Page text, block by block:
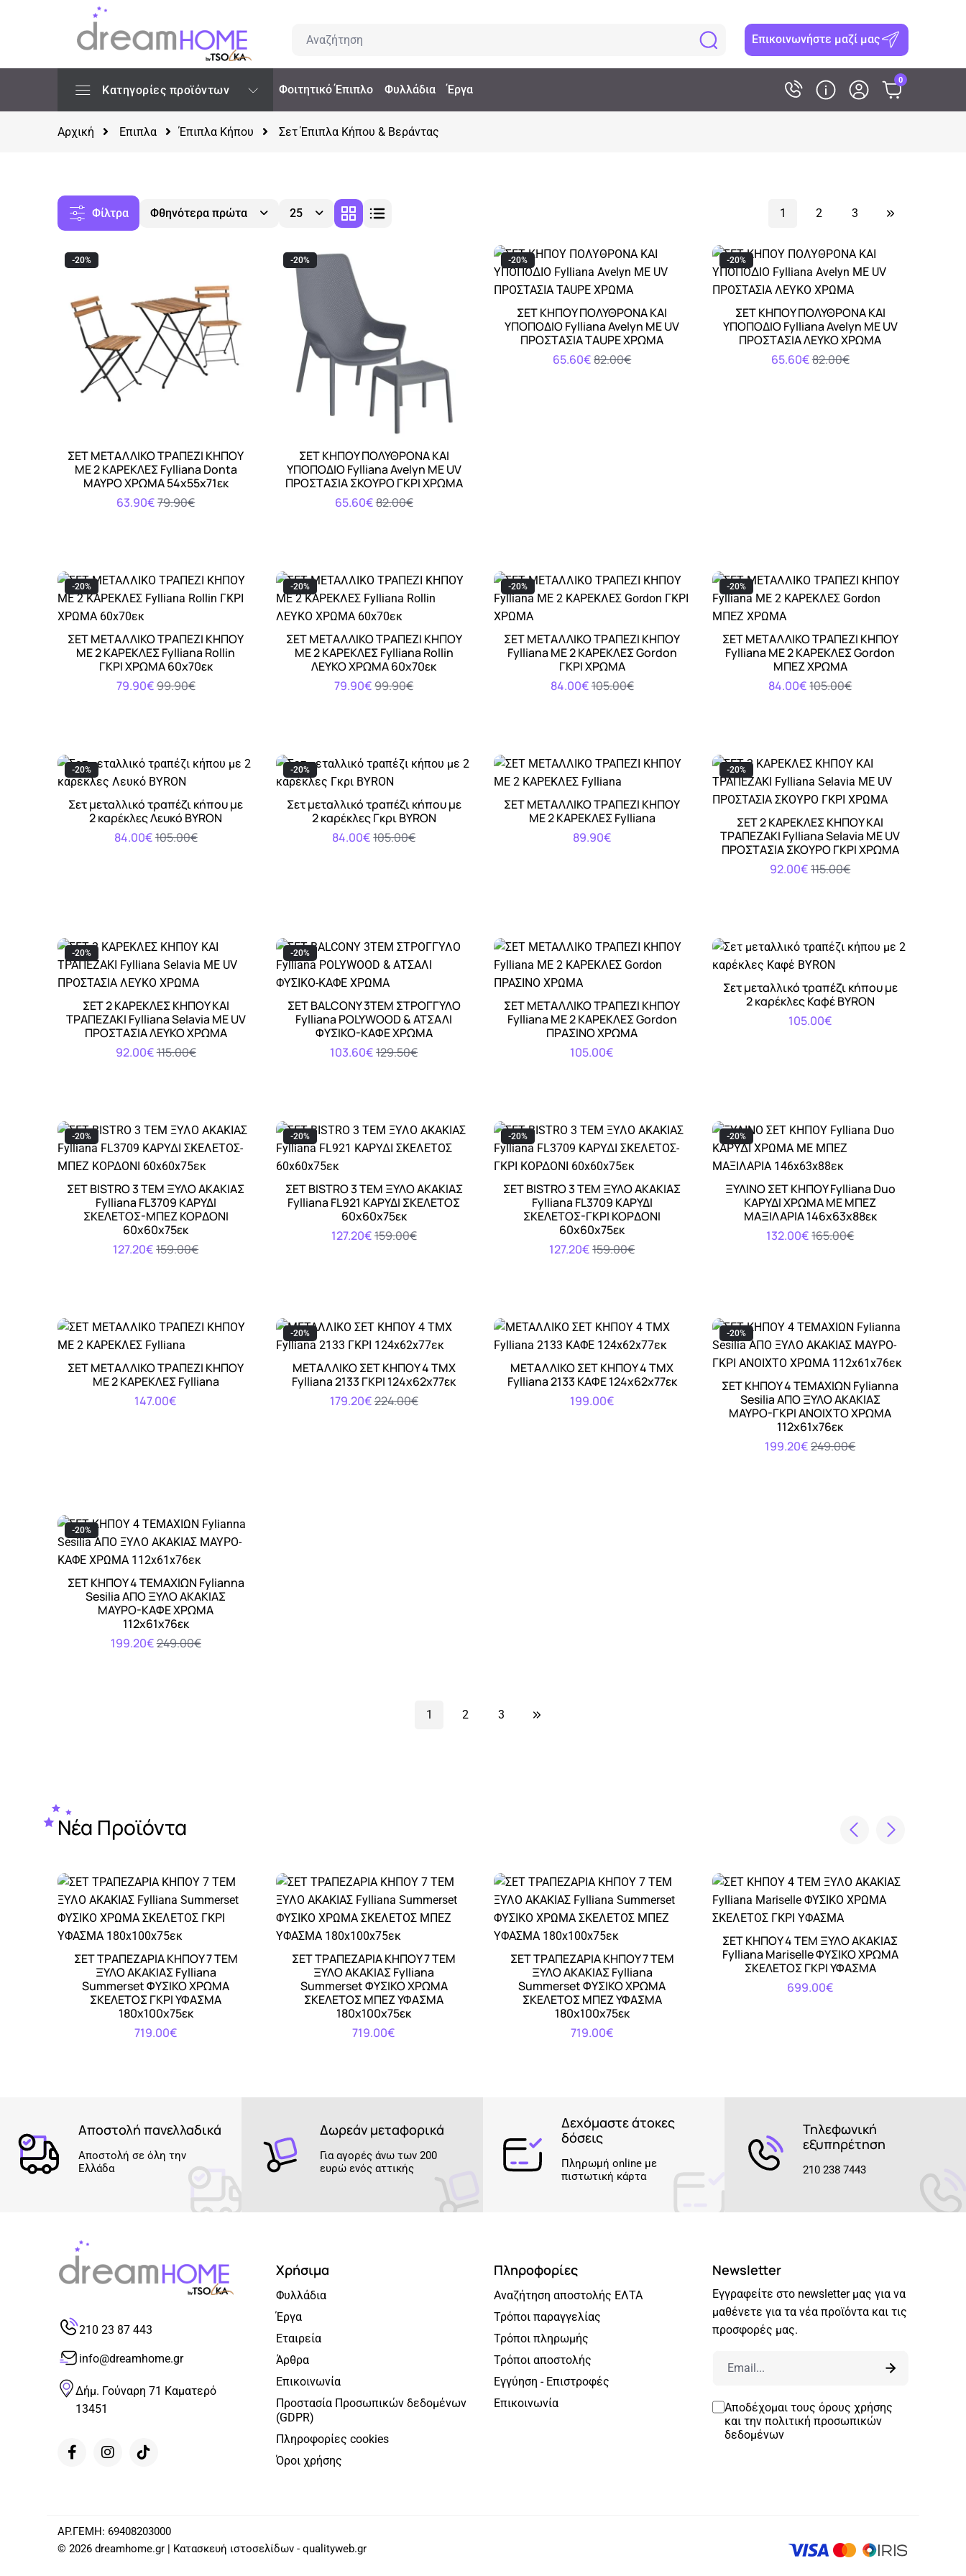
Επικοινωνήστε μαζί μας
0
Κατηγορίες προϊόντων Φοιτητικό Έπιπλο Φυλλάδια Έργα
Αρχική Επιπλα Έπιπλα Κήπου Σετ Έπιπλα Κήπου & Βεράντας
Φίλτρα Φθηνότερα πρώτα 25 1 2 3
Αγορά
ΣΕΤ ΜΕΤΑΛΛΙΚΟ ΤΡΑΠΕΖΙ ΚΗΠΟΥ
ΜΕ 2 ΚΑΡΕΚΛΕΣ Fylliana Donta
ΜΑΥΡΟ ΧΡΩΜΑ 54x55x71εκ
63.90€79.90€
-20%
Αγορά
ΣΕΤ ΚΗΠΟΥ ΠΟΛΥΘΡΟΝΑ ΚΑΙ
ΥΠΟΠΟΔΙΟ Fylliana Avelyn ΜΕ UV
ΠΡΟΣΤΑΣΙΑ ΣΚΟΥΡΟ ΓΚΡΙ ΧΡΩΜΑ
65.60€82.00€
-20%
Αγορά
ΣΕΤ ΚΗΠΟΥ ΠΟΛΥΘΡΟΝΑ ΚΑΙ
ΥΠΟΠΟΔΙΟ Fylliana Avelyn ΜΕ UV
ΠΡΟΣΤΑΣΙΑ TAUPE ΧΡΩΜΑ
65.60€82.00€
-20%
Αγορά
ΣΕΤ ΚΗΠΟΥ ΠΟΛΥΘΡΟΝΑ ΚΑΙ
ΥΠΟΠΟΔΙΟ Fylliana Avelyn ΜΕ UV
ΠΡΟΣΤΑΣΙΑ ΛΕΥΚΟ ΧΡΩΜΑ
65.60€82.00€
-20%
Αγορά
ΣΕΤ ΜΕΤΑΛΛΙΚΟ ΤΡΑΠΕΖΙ ΚΗΠΟΥ
ΜΕ 2 ΚΑΡΕΚΛΕΣ Fylliana Rollin
ΓΚΡΙ ΧΡΩΜΑ 60x70εκ
79.90€99.90€
-20%
Αγορά
ΣΕΤ ΜΕΤΑΛΛΙΚΟ ΤΡΑΠΕΖΙ ΚΗΠΟΥ
ΜΕ 2 ΚΑΡΕΚΛΕΣ Fylliana Rollin
ΛΕΥΚΟ ΧΡΩΜΑ 60x70εκ
79.90€99.90€
-20%
Αγορά
ΣΕΤ ΜΕΤΑΛΛΙΚΟ ΤΡΑΠΕΖΙ ΚΗΠΟΥ
Fylliana ΜΕ 2 ΚΑΡΕΚΛΕΣ Gordon
ΓΚΡΙ ΧΡΩΜΑ
84.00€105.00€
-20%
Αγορά
ΣΕΤ ΜΕΤΑΛΛΙΚΟ ΤΡΑΠΕΖΙ ΚΗΠΟΥ
Fylliana ΜΕ 2 ΚΑΡΕΚΛΕΣ Gordon
ΜΠΕΖ ΧΡΩΜΑ
84.00€105.00€
-20%
Αγορά
Σετ μεταλλικό τραπέζι κήπου με
2 καρέκλες Λευκό BYRON
84.00€105.00€
-20%
Αγορά
Σετ μεταλλικό τραπέζι κήπου με
2 καρέκλες Γκρι BYRON
84.00€105.00€
-20%
Αγορά
ΣΕΤ ΜΕΤΑΛΛΙΚΟ ΤΡΑΠΕΖΙ ΚΗΠΟΥ
ΜΕ 2 ΚΑΡΕΚΛΕΣ Fylliana
89.90€
Αγορά
ΣΕΤ 2 ΚΑΡΕΚΛΕΣ ΚΗΠΟΥ ΚΑΙ
ΤΡΑΠΕΖΑΚΙ Fylliana Selavia ΜΕ UV
ΠΡΟΣΤΑΣΙΑ ΣΚΟΥΡΟ ΓΚΡΙ ΧΡΩΜΑ
92.00€115.00€
-20%
Αγορά
ΣΕΤ 2 ΚΑΡΕΚΛΕΣ ΚΗΠΟΥ ΚΑΙ
ΤΡΑΠΕΖΑΚΙ Fylliana Selavia ΜΕ UV
ΠΡΟΣΤΑΣΙΑ ΛΕΥΚΟ ΧΡΩΜΑ
92.00€115.00€
-20%
Αγορά
ΣΕΤ BALCONY 3TEM ΣΤΡΟΓΓΥΛΟ
Fylliana POLYWOOD & ΑΤΣΑΛΙ
ΦΥΣΙΚΟ-ΚΑΦΕ ΧΡΩΜΑ
103.60€129.50€
-20%
Αγορά
ΣΕΤ ΜΕΤΑΛΛΙΚΟ ΤΡΑΠΕΖΙ ΚΗΠΟΥ
Fylliana ΜΕ 2 ΚΑΡΕΚΛΕΣ Gordon
ΠΡΑΣΙΝΟ ΧΡΩΜΑ
105.00€
Αγορά
Σετ μεταλλικό τραπέζι κήπου με
2 καρέκλες Καφέ BYRON
105.00€
Αγορά
ΣΕΤ BISTRO 3 ΤΕΜ ΞΥΛΟ ΑΚΑΚΙΑΣ
Fylliana FL3709 ΚΑΡΥΔΙ
ΣΚΕΛΕΤΟΣ-ΜΠΕΖ ΚΟΡΔΟΝΙ
60x60x75εκ
127.20€159.00€
-20%
Αγορά
ΣΕΤ BISTRO 3 ΤΕΜ ΞΥΛΟ ΑΚΑΚΙΑΣ
Fylliana FL921 ΚΑΡΥΔΙ ΣΚΕΛΕΤΟΣ
60x60x75εκ
127.20€159.00€
-20%
Αγορά
ΣΕΤ BISTRO 3 ΤΕΜ ΞΥΛΟ ΑΚΑΚΙΑΣ
Fylliana FL3709 ΚΑΡΥΔΙ
ΣΚΕΛΕΤΟΣ-ΓΚΡΙ ΚΟΡΔΟΝΙ
60x60x75εκ
127.20€159.00€
-20%
Αγορά
ΞΥΛΙΝΟ ΣΕΤ ΚΗΠΟΥ Fylliana Duo
ΚΑΡΥΔΙ ΧΡΩΜΑ ΜΕ ΜΠΕΖ
ΜΑΞΙΛΑΡΙΑ 146x63x88εκ
132.00€165.00€
-20%
Αγορά
ΣΕΤ ΜΕΤΑΛΛΙΚΟ ΤΡΑΠΕΖΙ ΚΗΠΟΥ
ΜΕ 2 ΚΑΡΕΚΛΕΣ Fylliana
147.00€
Αγορά
ΜΕΤΑΛΛΙΚΟ ΣΕΤ ΚΗΠΟΥ 4 ΤΜΧ
Fylliana 2133 ΓΚΡΙ 124x62x77εκ
179.20€224.00€
-20%
Αγορά
ΜΕΤΑΛΛΙΚΟ ΣΕΤ ΚΗΠΟΥ 4 ΤΜΧ
Fylliana 2133 ΚΑΦΕ 124x62x77εκ
199.00€
Αγορά
ΣΕΤ ΚΗΠΟΥ 4 ΤΕΜΑΧΙΩΝ Fylianna
Sesilia ΑΠΟ ΞΥΛΟ ΑΚΑΚΙΑΣ
ΜΑΥΡΟ-ΓΚΡΙ ΑΝΟΙΧΤΟ ΧΡΩΜΑ
112x61x76εκ
199.20€249.00€
-20%
Αγορά
ΣΕΤ ΚΗΠΟΥ 4 ΤΕΜΑΧΙΩΝ Fylianna
Sesilia ΑΠΟ ΞΥΛΟ ΑΚΑΚΙΑΣ
ΜΑΥΡΟ-ΚΑΦΕ ΧΡΩΜΑ
112x61x76εκ
199.20€249.00€
-20%
1 2 3
Νέα Προϊόντα
Αγορά
ΣΕΤ ΤΡΑΠΕΖΑΡΙΑ ΚΗΠΟΥ 7 ΤΕΜ
ΞΥΛΟ ΑΚΑΚΙΑΣ Fylliana
Summerset ΦΥΣΙΚΟ ΧΡΩΜΑ
ΣΚΕΛΕΤΟΣ ΓΚΡΙ ΥΦΑΣΜΑ
180x100x75εκ
719.00€
Αγορά
ΣΕΤ ΤΡΑΠΕΖΑΡΙΑ ΚΗΠΟΥ 7 ΤΕΜ
ΞΥΛΟ ΑΚΑΚΙΑΣ Fylliana
Summerset ΦΥΣΙΚΟ ΧΡΩΜΑ
ΣΚΕΛΕΤΟΣ ΜΠΕΖ ΥΦΑΣΜΑ
180x100x75εκ
719.00€
Αγορά
ΣΕΤ ΤΡΑΠΕΖΑΡΙΑ ΚΗΠΟΥ 7 ΤΕΜ
ΞΥΛΟ ΑΚΑΚΙΑΣ Fylliana
Summerset ΦΥΣΙΚΟ ΧΡΩΜΑ
ΣΚΕΛΕΤΟΣ ΜΠΕΖ ΥΦΑΣΜΑ
180x100x75εκ
719.00€
Αγορά
ΣΕΤ ΚΗΠΟΥ 4 ΤΕΜ ΞΥΛΟ ΑΚΑΚΙΑΣ
Fylliana Mariselle ΦΥΣΙΚΟ ΧΡΩΜΑ
ΣΚΕΛΕΤΟΣ ΓΚΡΙ ΥΦΑΣΜΑ
699.00€
Αποστολή πανελλαδικά
Αποστολή σε όλη την
Ελλάδα
Δωρεάν μεταφορικά
Για αγορές άνω των 200
ευρώ ενός αττικής
Δεχόμαστε άτοκες
δόσεις
Πληρωμή online με
πιστωτική κάρτα
Τηλεφωνική
εξυπηρέτηση
210 238 7443
210 23 87 443
info@dreamhome.gr
Δήμ. Γούναρη 71 Καματερό
13451
Newsletter
Εγγραφείτε στο newsletter μας για να
μαθένετε για τα νέα προϊόντα και τις
προσφορές μας.
Αποδέχομαι τους όρους χρήσης
και την πολιτική προσωπικών
δεδομένων
Χρήσιμα
Φυλλάδια
Έργα
Εταιρεία
Άρθρα
Επικοινωνία
Προστασία Προσωπικών δεδομένων
(GDPR)
Πληροφορίες cookies
Όροι χρήσης
Πληροφορίες
Αναζήτηση αποστολής ΕΛΤΑ
Τρόποι παραγγελίας
Τρόποι πληρωμής
Τρόποι αποστολής
Εγγύηση - Επιστροφές
Επικοινωνία
ΑΡ.ΓΕΜΗ: 69408203000
© 2026 dreamhome.gr | Κατασκευή ιστοσελίδων - qualityweb.gr